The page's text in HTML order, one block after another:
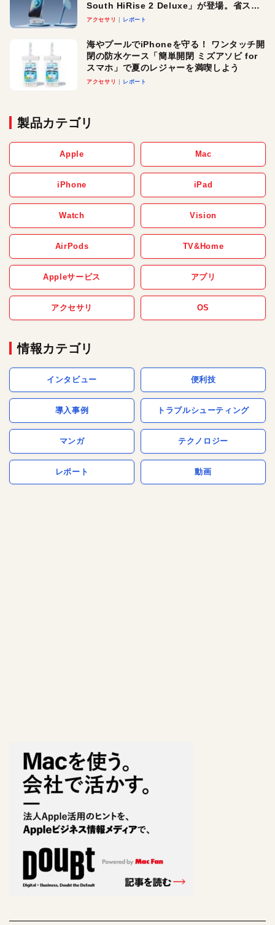
South HiRise 2 Deluxe」が登場。省スペ
ースでおしゃれに充電したい人にオスス
アクセサリ レポート
海やプールでiPhoneを守る！ ワンタッチ開
閉の防水ケース「簡単開閉 ミズアソビ for
スマホ」で夏のレジャーを満喫しよう
アクセサリ レポート
製品カテゴリ
Apple Mac
iPhone iPad
Watch Vision
AirPods TV&Home
Appleサービス アプリ
アクセサリ OS
情報カテゴリ
インタビュー 便利技
導入事例 トラブルシューティング
マンガ テクノロジー
レポート 動画